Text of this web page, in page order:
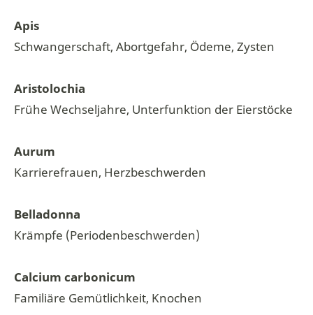
Apis
Schwangerschaft, Abortgefahr, Ödeme, Zysten
Aristolochia
Frühe Wechseljahre, Unterfunktion der Eierstöcke
Aurum
Karrierefrauen, Herzbeschwerden
Belladonna
Krämpfe (Periodenbeschwerden)
Calcium carbonicum
Familiäre Gemütlichkeit, Knochen